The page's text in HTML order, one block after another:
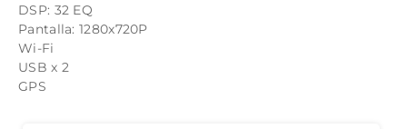
DSP: 32 EQ
Pantalla: 1280x720P
Wi-Fi
USB x 2
GPS